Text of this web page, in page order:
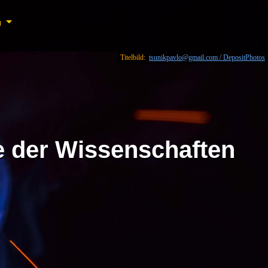
der Wissenschaften
Titelbild: tsunikpavlo@gmail.com / DepositPhotos